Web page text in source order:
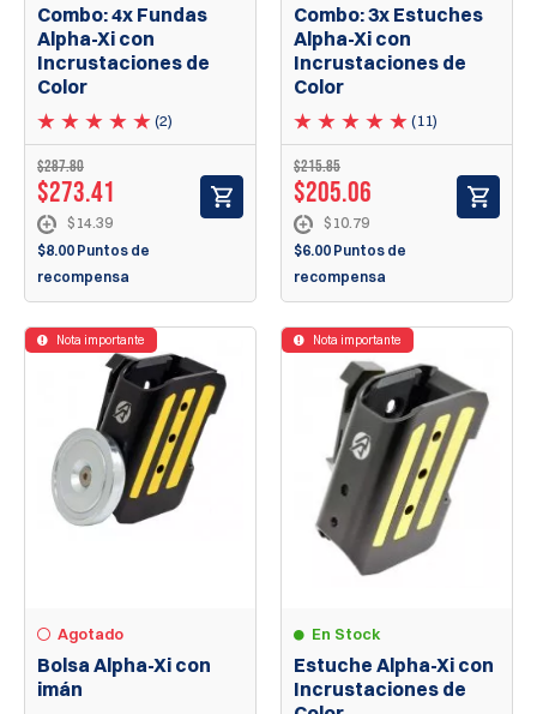
Combo: 4x Fundas
Alpha-Xi con
Incrustaciones de
Color
(2)
$287.80
$273.41
$14.39
$8.00 Puntos de
recompensa
Combo: 3x Estuches
Alpha-Xi con
Incrustaciones de
Color
(11)
$215.85
$205.06
$10.79
$6.00 Puntos de
recompensa
Agotado
Bolsa Alpha-Xi con
imán
Nota importante
En Stock
Estuche Alpha-Xi con
Incrustaciones de
Nota importante